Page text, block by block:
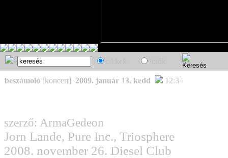
beszámoló [koncert] 2009. január 13. kedd 12:34
szerző: ArmaGedeon
Jorn Lande, Pure Inc., Triosphere
2008. november 26. Diesel Club